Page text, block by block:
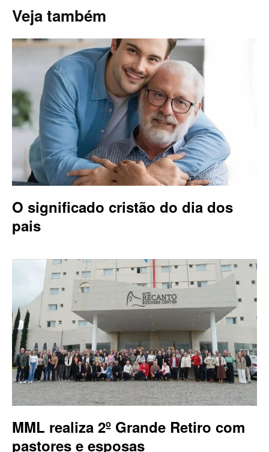
Veja também
O significado cristão do dia dos
pais
MML realiza 2º Grande Retiro com
pastores e esposas